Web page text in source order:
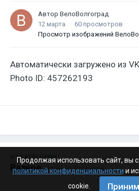
Автор ВелоВолгоград
12 марта
60 просмотров
Просмотр изображений
Автоматически загружено из
Photo ID: 457262193
ИЗ КАТЕГОРИИ:
Разное · 4 199 изображений
Продолжая использовать сайт, вы
политикой конфиденциальности и
cookie.